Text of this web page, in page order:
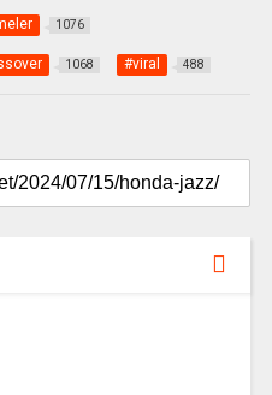
1076
1068 #viral 488